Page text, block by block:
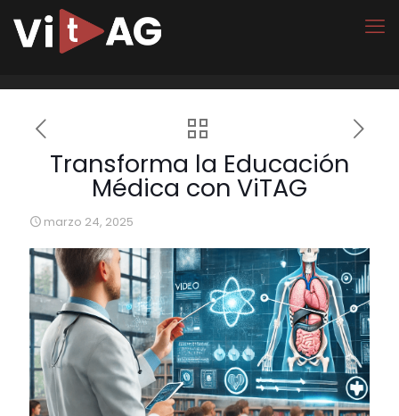
Transforma la Educación
Médica con ViTAG
marzo 24, 2025